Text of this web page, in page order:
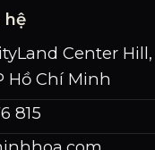
hệ
Center Hill,
Hồ Chí Minh
815